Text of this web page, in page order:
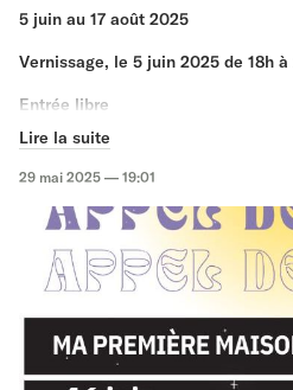
5 juin au 17 août 2025
Vernissage, le 5 juin 2025 de 18h
Entrée libre
Présentée par le Centre culturel
Sfiyaexplore les enjeux identitaires
au Québec. Elle interroge les
sein de sa communauté et cherche
transformations identitaires qui en
marqué par des déplacements
de l’héritage et de la mémoire
Son travail s’inspire des récits
Lire la suite
29 mai 2025 — 19:01